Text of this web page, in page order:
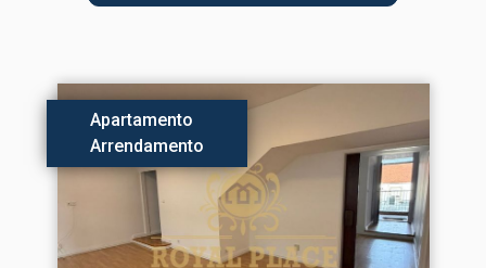
Apartamento
Arrendamento